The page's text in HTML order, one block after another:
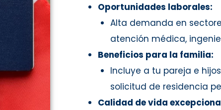
Oportunidades laborales:
Alta demanda en
atención médica,
Beneficios para la familia:
Incluye a tu pareja e
solicitud de residencia
Calidad de vida